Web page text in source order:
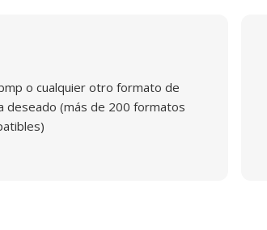
o cualquier otro formato de
deseado (más de 200 formatos